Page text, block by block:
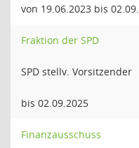
von 19.06.2023 bis
Fraktion der SPD
SPD stellv. Vorsitzender
bis 02.09.2025
Finanzausschuss